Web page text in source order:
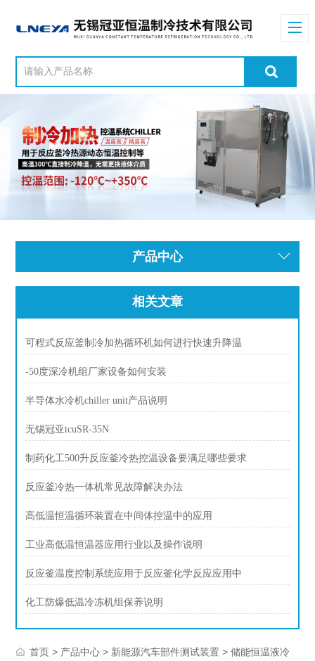
产品中心
相关文章
可程式反应釜制冷加热循环机如何进行快速升降温
-50度深冷机组厂家设备如何安装
半导体水冷机chiller unit产品说明
无锡冠亚tcuSR-35N
制药化工500升反应釜冷热控温设备要满足哪些要求
反应釜冷热一体机常见故障解决办法
高低温恒温循环装置在中间体控温中的应用
工业高低温恒温器应用行业以及操作说明
反应釜温度控制系统应用于反应釜化学反应应用中
化工防爆低温冷冻机组保养说明
首页 > 产品中心 > 新能源汽车部件测试装置 >储能恒温液冷